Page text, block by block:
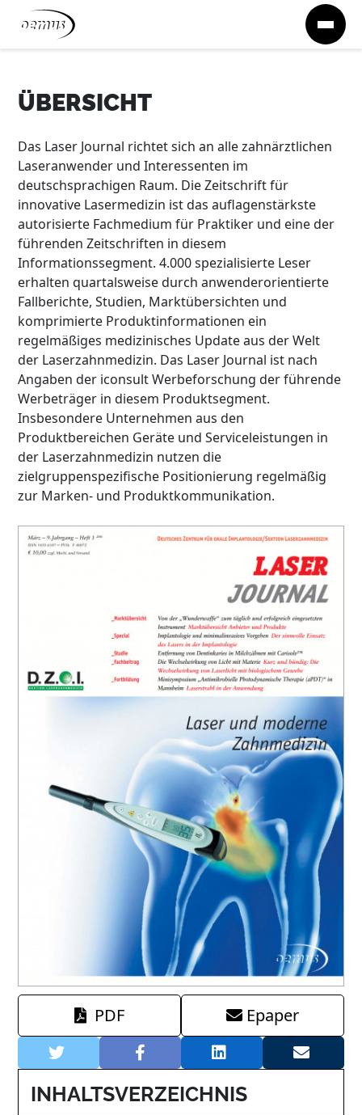
Zum Inhalt springen
ÜBERSICHT
Das Laser Journal richtet sich an alle zahnärztlichen
Laseranwender und Interessenten im
deutschsprachigen Raum. Die Zeitschrift für
innovative Lasermedizin ist das auflagenstärkste
autorisierte Fachmedium für Praktiker und eine der
führenden Zeitschriften in diesem
Informationssegment. 4.000 spezialisierte Leser
erhalten quartalsweise durch anwenderorientierte
Fallberichte, Studien, Marktübersichten und
komprimierte Produktinformationen ein
regelmäßiges medizinisches Update aus der Welt
der Laserzahnmedizin. Das Laser Journal ist nach
Angaben der iconsult Werbeforschung der führende
Werbeträger in diesem Produktsegment.
Insbesondere Unternehmen aus den
Produktbereichen Geräte und Serviceleistungen in
der Laserzahnmedizin nutzen die
zielgruppenspezifische Positionierung regelmäßig
zur Marken- und Produktkommunikation.
PDF Epaper
INHALTSVERZEICHNIS